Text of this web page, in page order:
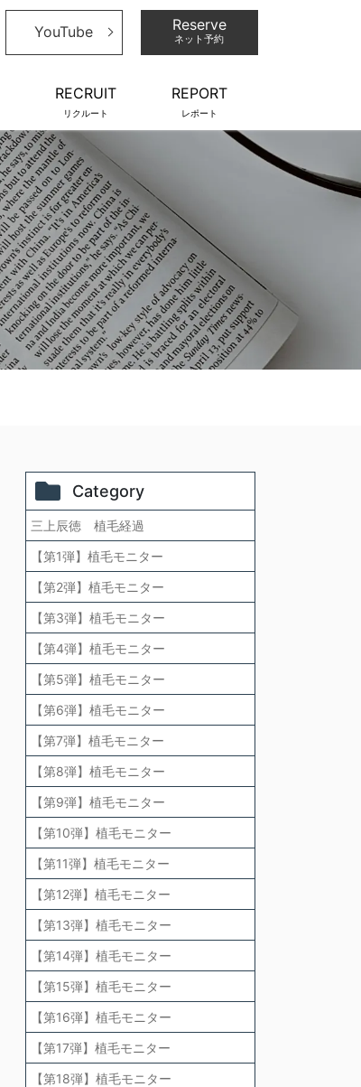
YouTube Reserve
ネット予約
RECRUIT
リクルート
REPORT
レポート
Category
三上辰徳 植毛経過
【第1弾】植毛モニター
【第2弾】植毛モニター
【第3弾】植毛モニター
【第4弾】植毛モニター
【第5弾】植毛モニター
【第6弾】植毛モニター
【第7弾】植毛モニター
【第8弾】植毛モニター
【第9弾】植毛モニター
【第10弾】植毛モニター
【第11弾】植毛モニター
【第12弾】植毛モニター
【第13弾】植毛モニター
【第14弾】植毛モニター
【第15弾】植毛モニター
【第16弾】植毛モニター
【第17弾】植毛モニター
【第18弾】植毛モニター